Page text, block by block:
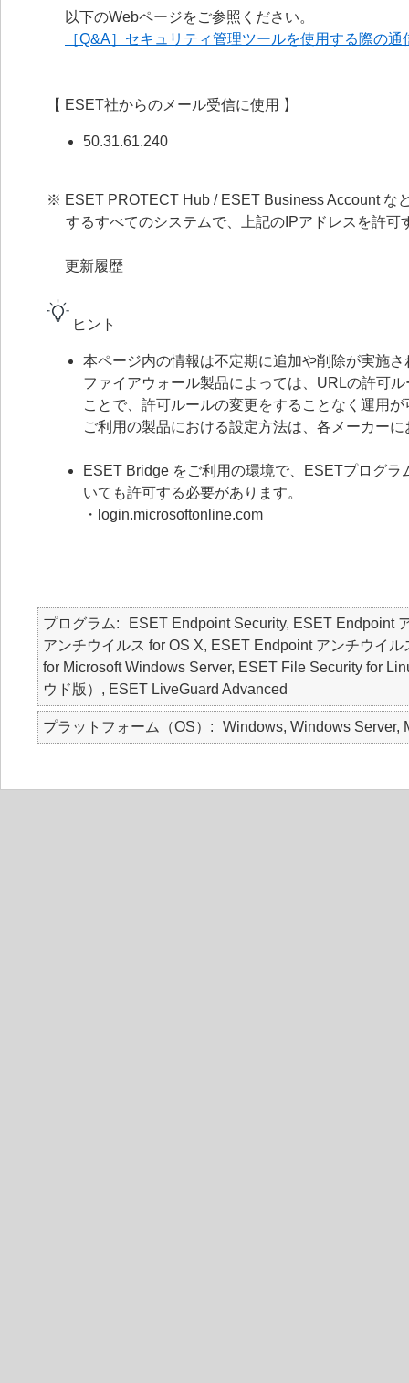
以下のWebページをご参照ください。
［Q&A］セキュリティ管理ツールを使用する際の
【 ESET社からのメール受信に使用 】
50.31.61.240
※ ESET PROTECT Hub / ESET Business Account な
するすべてのシステムで、上記のIPアドレスを許可
更新履歴
ヒント
本ページ内の情報は不定期に追加や削除が実施さ
ファイアウォール製品によっては、URLの許可
ことで、許可ルールの変更をすることなく運用
ご利用の製品における設定方法は、各メーカー
ESET Bridge をご利用の環境で、ESETプログ
いても許可する必要があります。
・login.microsoftonline.com
プログラム
ESET Endpoint Security, ESET Endpoint
アンチウイルス for OS X, ESET Endpoint アンチウイ
for Microsoft Windows Server, ESET File Security for
ウド版）, ESET LiveGuard Advanced
プラットフォーム（OS） Windows, Windows Server,